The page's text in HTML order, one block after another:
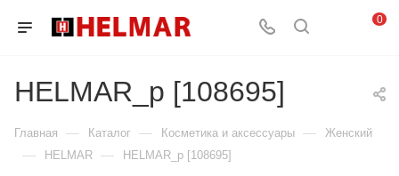
0
HELMAR_p [108695]
Главная — Каталог — Косметика и аксессуары — Женский
— HELMAR — HELMAR_p [108695]